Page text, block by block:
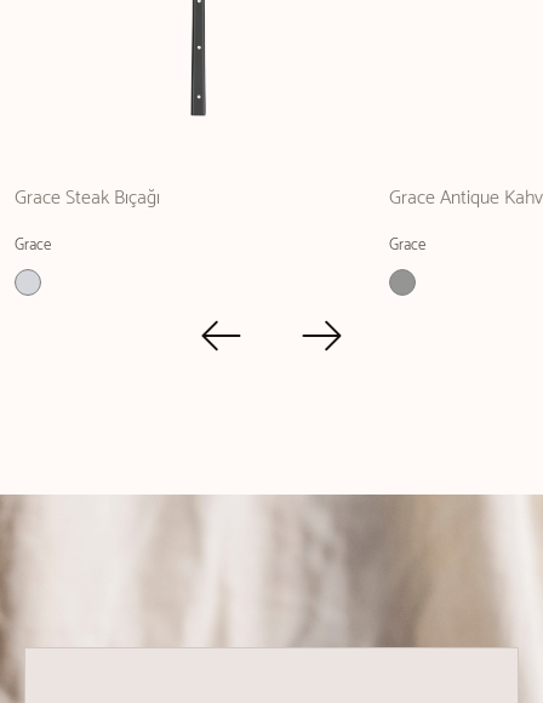
Grace Steak Bıçağı
Grace
Grace Antique
Grace